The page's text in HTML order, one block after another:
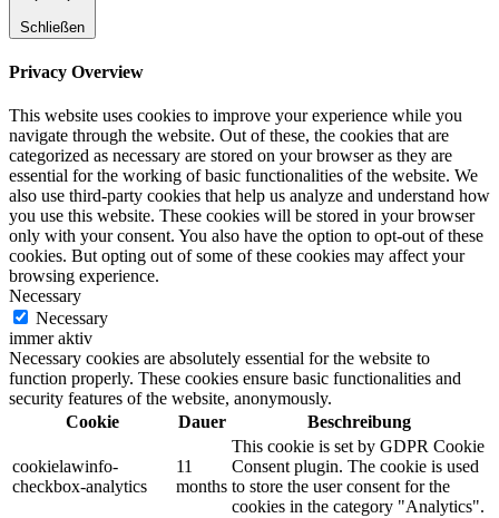
Schließen
Privacy Overview
This website uses cookies to improve your experience while you
navigate through the website. Out of these, the cookies that are
categorized as necessary are stored on your browser as they are
essential for the working of basic functionalities of the website. We
also use third-party cookies that help us analyze and understand how
you use this website. These cookies will be stored in your browser
only with your consent. You also have the option to opt-out of these
cookies. But opting out of some of these cookies may affect your
browsing experience.
Necessary
Necessary
immer aktiv
Necessary cookies are absolutely essential for the website to
function properly. These cookies ensure basic functionalities and
security features of the website, anonymously.
Cookie
Dauer Beschreibung
cookielawinfo-
checkbox-analytics
11
months
This cookie is set by GDPR Cookie
Consent plugin. The cookie is used
to store the user consent for the
cookies in the category "Analytics".